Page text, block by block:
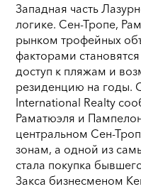
Западная часть
логике. Сен-Тропе,
рынком трофейных
факторами
доступ к пляжам и
резиденцию на годы.
International Realty
Раматюэля и
центральном Сен-
зонам, а одной из
стала покупка
Закса бизнесменом